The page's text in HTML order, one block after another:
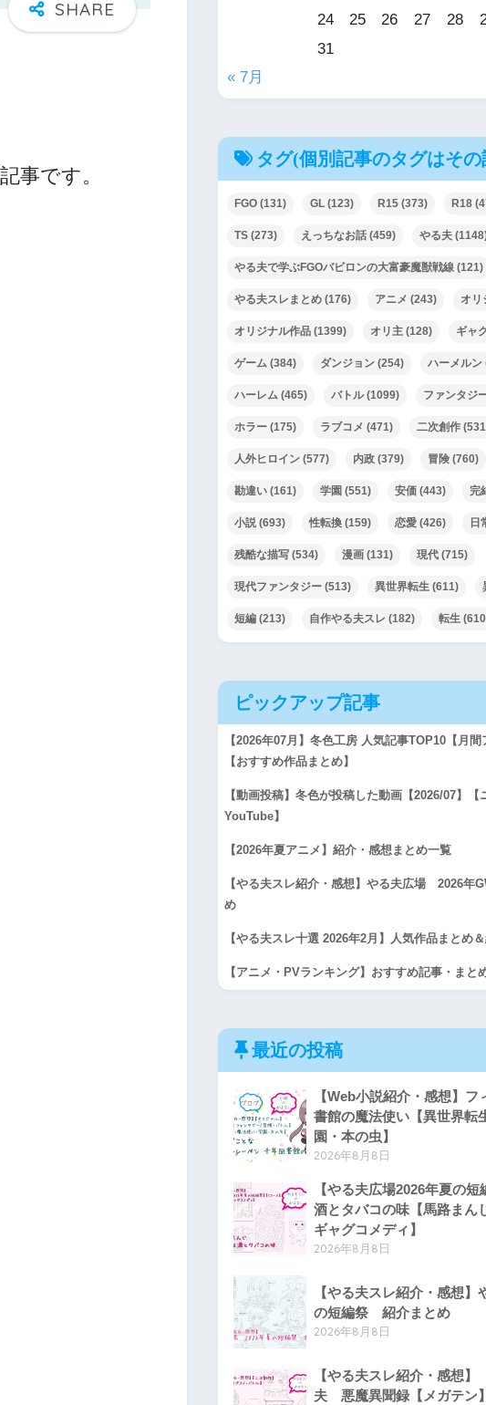
事です。
24
25 26 27 28
31
« 7月
タグ(個別記事のタグはそ
FGO (131) GL (123) R15 (373) R18
TS (273) えっちなお話 (459) やる夫
やる夫で学ぶFGOバビロンの大富豪魔獣戦線 (121)
やる夫スレまとめ (176) アニメ (243) オリ
オリジナル作品 (1399) オリ主 (128) ギャ
ゲーム (384) ダンジョン (254) ハーメルン
ハーレム (465) バトル(1099) ファンタジ
ホラー (175) ラブコメ (471) 二次創作
人外ヒロイン (577) 内政 (379) 冒険 (760)
勘違い (161) 学園 (551) 安価 (443) 完
小説(693) 性転換 (159) 恋愛 (426) 日
残酷な描写 (534) 漫画 (131) 現代 (715)
現代ファンタジー (513) 異世界転生 (611)
短編 (213) 自作やる夫スレ (182) 転生
ピックアップ記事
【2026年07月】冬色工房 人気記事TOP10【月
【おすすめ作品まとめ】
【動画投稿】冬色が投稿した動画【2026/07】【
YouTube】
【2026年夏アニメ】紹介・感想まとめ一覧
【やる夫スレ紹介・感想】やる夫広場 2026年
め
【やる夫スレ十選 2026年2月】人気作品まとめ
【アニメ・PVランキング】おすすめ記事・まと
最近の投稿
【Web小説紹介・感想】
書館の魔法使い【異世界転
園・本の虫】
2026年8月8日
【やる夫広場2026年夏の
酒とタバコの味【馬路まん
ギャグコメディ】
2026年8月8日
【やる夫スレ紹介・感想】
の短編祭 紹介まとめ
2026年8月8日
【やる夫スレ紹介・感想
夫 悪魔異聞録【メガテン